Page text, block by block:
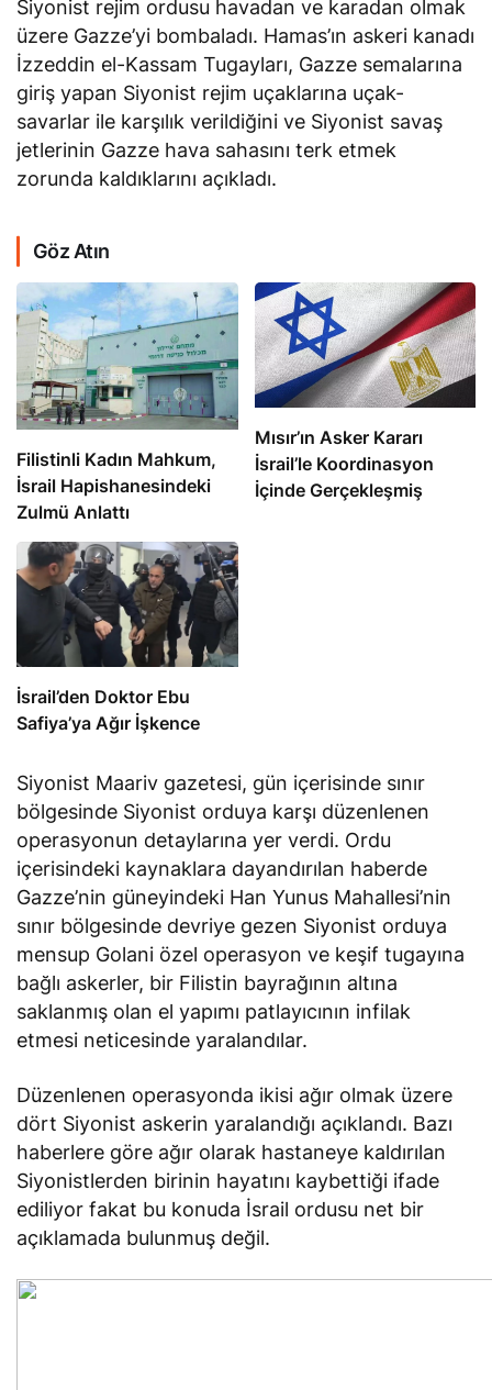
Siyonist rejim ordusu havadan ve karadan olmak
üzere Gazze’yi bombaladı. Hamas’ın askeri kanadı
İzzeddin el-Kassam Tugayları, Gazze semalarına
giriş yapan Siyonist rejim uçaklarına uçak-
savarlar ile karşılık verildiğini ve Siyonist savaş
jetlerinin Gazze hava sahasını terk etmek
zorunda kaldıklarını açıkladı.
Göz Atın
Filistinli Kadın Mahkum,
İsrail Hapishanesindeki
Zulmü Anlattı
Mısır’ın Asker Kararı
İsrail’le Koordinasyon
İçinde Gerçekleşmiş
İsrail’den Doktor Ebu
Safiya’ya Ağır İşkence
Siyonist Maariv gazetesi, gün içerisinde sınır
bölgesinde Siyonist orduya karşı düzenlenen
operasyonun detaylarına yer verdi. Ordu
içerisindeki kaynaklara dayandırılan haberde
Gazze’nin güneyindeki Han Yunus Mahallesi’nin
sınır bölgesinde devriye gezen Siyonist orduya
mensup Golani özel operasyon ve keşif tugayına
bağlı askerler, bir Filistin bayrağının altına
saklanmış olan el yapımı patlayıcının infilak
etmesi neticesinde yaralandılar.
Düzenlenen operasyonda ikisi ağır olmak üzere
dört Siyonist askerin yaralandığı açıklandı. Bazı
haberlere göre ağır olarak hastaneye kaldırılan
Siyonistlerden birinin hayatını kaybettiği ifade
ediliyor fakat bu konuda İsrail ordusu net bir
açıklamada bulunmuş değil.